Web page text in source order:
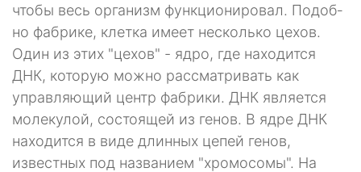
чтобы весь организм функционировал. Подоб­
но фабрике, клетка имеет несколько цехов.
Один из этих "цехов" - ядро, где находится
ДНК, которую можно рассматривать как
управляющий центр фабрики. ДНК является
молекулой, состоящей из генов. В ядре ДНК
находится в виде длинных цепей генов,
известных под названием "хромосомы". На